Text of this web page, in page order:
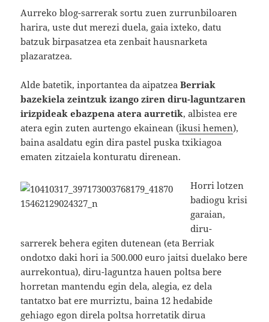
Aurreko blog-sarrerak sortu zuen zurrunbiloaren
harira, uste dut merezi duela, gaia ixteko, datu
batzuk birpasatzea eta zenbait hausnarketa
plazaratzea.
Alde batetik, inportantea da aipatzeaBerriak
bazekiela zeintzuk izango ziren diru-laguntzaren
irizpideak ebazpena atera aurretik, albistea ere
atera egin zuten aurtengo ekainean (ikusi hemen),
baina asaldatu egin dira pastel puska txikiagoa
ematen zitzaiela konturatu direnean.
Horri lotzen
badiogu krisi
garaian,
diru-
sarrerek behera egiten dutenean (eta Berriak
ondotxo daki hori ia 500.000 euro jaitsi duelako bere
aurrekontua), diru-laguntza hauen poltsa bere
horretan mantendu egin dela, alegia, ez dela
tantatxo bat ere murriztu, baina 12 hedabide
gehiago egon direla poltsa horretatik dirua